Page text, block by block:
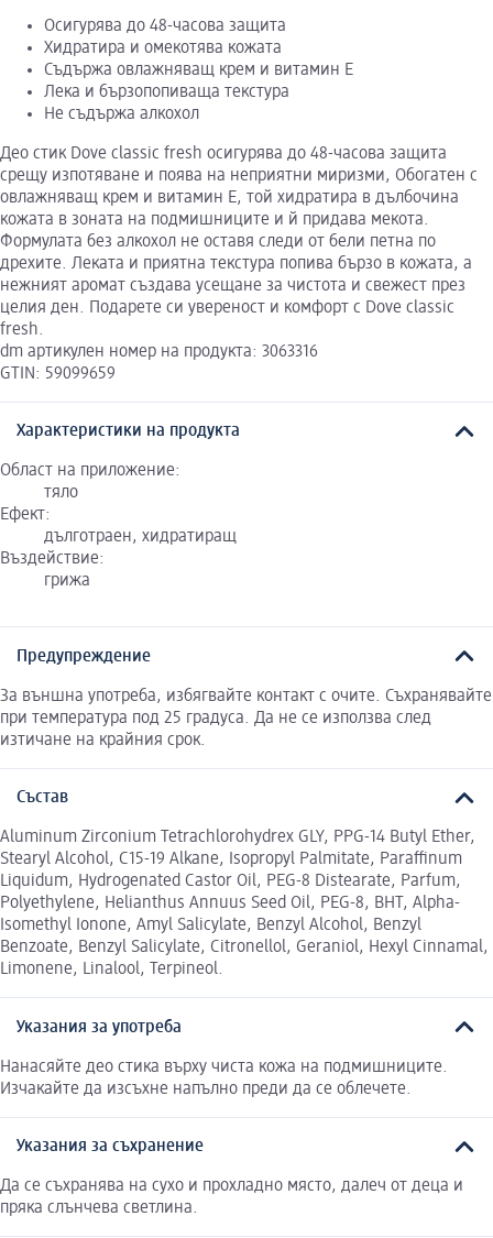
Осигурява до 48-часова защита
Хидратира и омекотява кожата
Съдържа овлажняващ крем и витамин Е
Лека и бързопопиваща текстура
Не съдържа алкохол
Део стик Dove classic fresh осигурява до 48-часова защита
срещу изпотяване и поява на неприятни миризми, Обогатен с
овлажняващ крем и витамин Е, той хидратира в дълбочина
кожата в зоната на подмишниците и й придава мекота.
Формулата без алкохол не оставя следи от бели петна по
дрехите. Леката и приятна текстура попива бързо в кожата, а
нежният аромат създава усещане за чистота и свежест през
целия ден. Подарете си увереност и комфорт с Dove classic
fresh.
dm артикулен номер на продукта: 3063316
GTIN: 59099659
Характеристики на продукта
Област на приложение:
тяло
Ефект:
дълготраен, хидратиращ
Въздействие:
грижа
Предупреждение
За външна употреба, избягвайте контакт с очите. Съхранявайте
при температура под 25 градуса. Да не се използва след
изтичане на крайния срок.
Състав
Aluminum Zirconium Tetrachlorohydrex GLY, PPG-14 Butyl Ether,
Stearyl Alcohol, C15-19 Alkane, Isopropyl Palmitate, Paraffinum
Liquidum, Hydrogenated Castor Oil, PEG-8 Distearate, Parfum,
Polyethylene, Helianthus Annuus Seed Oil, PEG-8, BHT, Alpha-
Isomethyl Ionone, Amyl Salicylate, Benzyl Alcohol, Benzyl
Benzoate, Benzyl Salicylate, Citronellol, Geraniol, Hexyl Cinnamal,
Limonene, Linalool, Terpineol.
Указания за употреба
Нанасяйте део стика върху чиста кожа на подмишниците.
Изчакайте да изсъхне напълно преди да се облечете.
Указания за съхранение
Да се съхранява на сухо и прохладно място, далеч от деца и
пряка слънчева светлина.